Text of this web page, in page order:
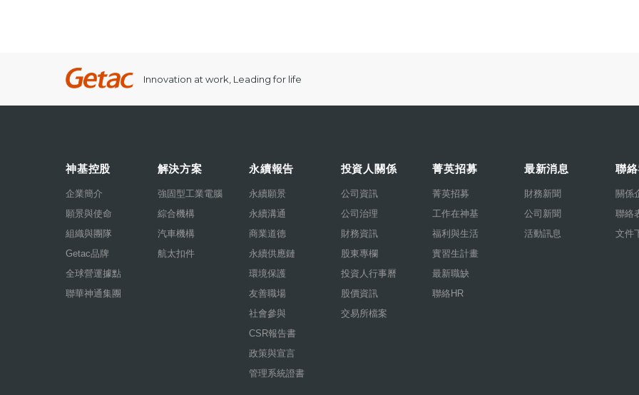
Innovation at work, Leading for life
神基控股
企業簡介
願景與使命
組織與團隊
Getac品牌
全球營運據點
聯華神通集團
解決方案
強固型工業電腦
綜合機構
汽車機構
航太扣件
永續報告
永續願景
永續溝通
商業道德
永續供應鏈
環境保護
友善職場
社會參與
CSR報告書
政策與宣言
管理系統證書
投資人關係
公司資訊
公司治理
財務資訊
股東專欄
投資人行事曆
股價資訊
交易所檔案
菁英招募
菁英招募
工作在神基
福利與生活
實習生計畫
最新職缺
聯絡HR
最新消息
財務新聞
公司新聞
活動訊息
聯
關係
聯絡
文件